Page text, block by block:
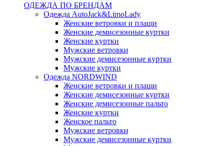
ОДЕЖДА ПО БРЕНДАМ
Одежда AutoJack&LimoLady
Женские ветровки и плащи
Женские демисезонные куртки
Женские куртки
Мужские ветровки
Мужские демисезонные куртки
Мужские куртки
Одежда NORDWIND
Женские ветровки и плащи
Женские демисезонные куртки
Женские демисезонные пальто
Женские куртки
Женское пальто
Мужские ветровки
Мужские демисезонные куртки